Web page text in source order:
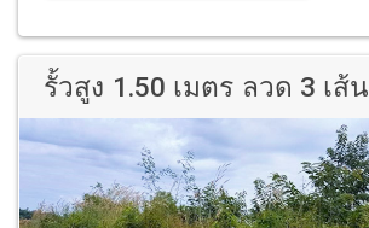
รั้วสูง 1.50 เมตร ลวด 3 เส้น